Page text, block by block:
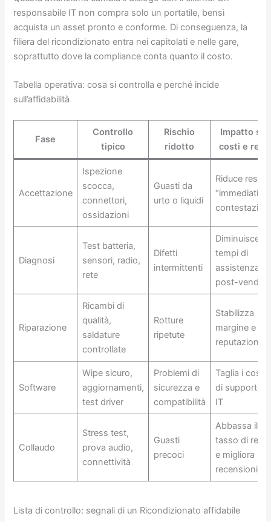
responsabile IT non compra solo un portatile, bensì
acquista un asset pronto e conforme. Di conseguenza, la
filiera del ricondizionato entra nei capitolati e nelle gare,
soprattutto dove la compliance conta quanto il costo.
Tabella operativa: cosa si controlla e perché incide
sull’affidabilità
Fase
Controllo
tipico
Rischio
ridotto
Impatto su
costi e resi
Accettazione
Ispezione
scocca,
connettori,
ossidazioni
Guasti da
urto o liquidi
Riduce resi
“immediati” e
contestazioni
Diagnosi
Test batteria,
sensori, radio,
rete
Difetti
intermittenti
Diminuisce
tempi di
assistenza
post-vendita
Riparazione
Ricambi di
qualità,
saldature
controllate
Rotture
ripetute
Stabilizza
margine e
reputazione
Software
Wipe sicuro,
aggiornamenti,
test driver
Problemi di
sicurezza e
compatibilità
Taglia i costi
di supporto
IT
Collaudo
Stress test,
prova audio,
connettività
Guasti
precoci
Abbassa il
tasso di reso
e migliora le
recensioni
Lista di controllo: segnali di un Ricondizionato affidabile